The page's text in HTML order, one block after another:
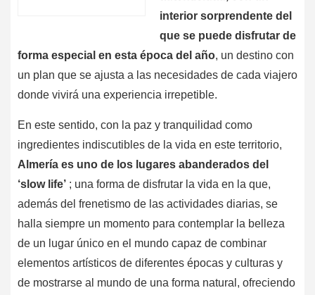
interior sorprendente del
que se puede disfrutar de
forma especial en esta época del año, un destino con
un plan que se ajusta a las necesidades de cada viajero
donde vivirá una experiencia irrepetible.
En este sentido, con la paz y tranquilidad como
ingredientes indiscutibles de la vida en este territorio,
Almería es uno de los lugares abanderados del
‘slow life’ ; una forma de disfrutar la vida en la que,
además del frenetismo de las actividades diarias, se
halla siempre un momento para contemplar la belleza
de un lugar único en el mundo capaz de combinar
elementos artísticos de diferentes épocas y culturas y
de mostrarse al mundo de una forma natural, ofreciendo